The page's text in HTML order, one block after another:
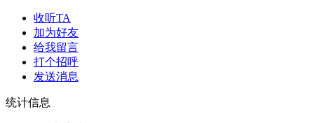
收听TA
加为好友
给我留言
打个招呼
发送消息
统计信息